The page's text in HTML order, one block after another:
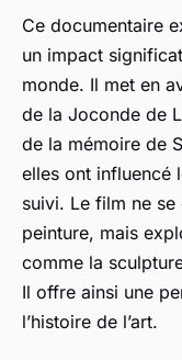
Ce documentaire
un impact
monde. Il met en
de la Joconde de
de la mémoire de
elles ont influencé
suivi. Le film ne
peinture, mais
comme la
Il offre ainsi une
l’histoire de l’art.